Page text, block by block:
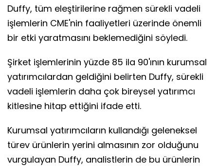
Duffy, tüm eleştirilerine rağmen sürekli vadeli
işlemlerin CME'nin faaliyetleri üzerinde önemli
bir etki yaratmasını beklemediğini söyledi.
Şirket işlemlerinin yüzde 85 ila 90'ının kurumsal
yatırımcılardan geldiğini belirten Duffy, sürekli
vadeli işlemlerin daha çok bireysel yatırımcı
kitlesine hitap ettiğini ifade etti.
Kurumsal yatırımcıların kullandığı geleneksel
türev ürünlerin yerini almasının zor olduğunu
vurgulayan Duffy, analistlerin de bu ürünlerin